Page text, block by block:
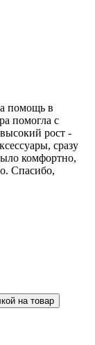
помощь в
помогла с
рост -
сразу
комфортно,
Спасибо,
на товар